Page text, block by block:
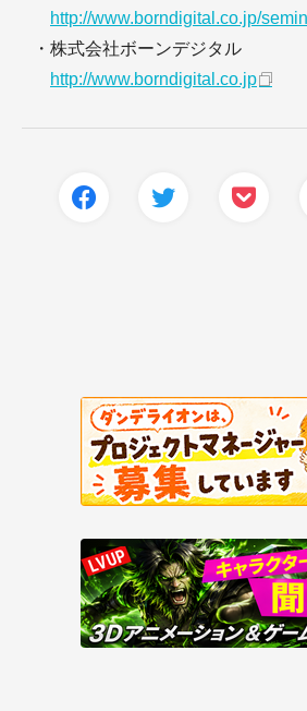
http://www.borndigital.co.jp/
・株式会社ボーンデジタル
http://www.borndigital.co.jp